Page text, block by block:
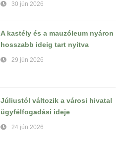
30 jún 2026
A kastély és a mauzóleum nyáron
hosszabb ideig tart nyitva
29 jún 2026
Júliustól változik a városi hivatal
ügyfélfogadási ideje
24 jún 2026